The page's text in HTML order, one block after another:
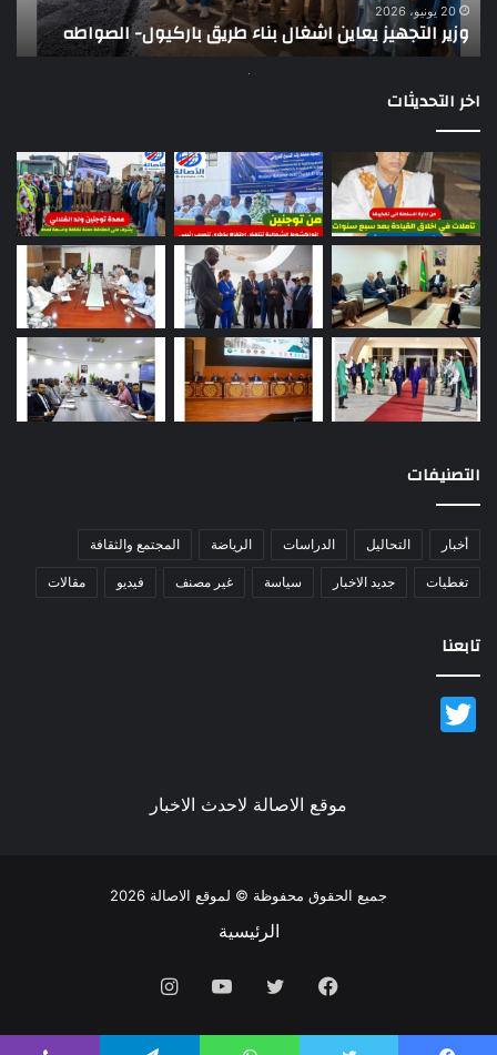
20 يونيو، 2026
وزير التجهيز يعاين اشغال بناء طريق باركيول- الصواطه
اخر التحديثات
التصنيفات
أخبار التحاليل الدراسات الرياضة المجتمع والثقافة
تغطيات جديد الاخبار سياسة غير مصنف فيديو مقالات
تابعنا
موقع الاصالة لاحدث الاخبار
جميع الحقوق محفوظة © لموقع الاصالة 2026
الرئيسية
فيسبوك تويتر يوتيوب